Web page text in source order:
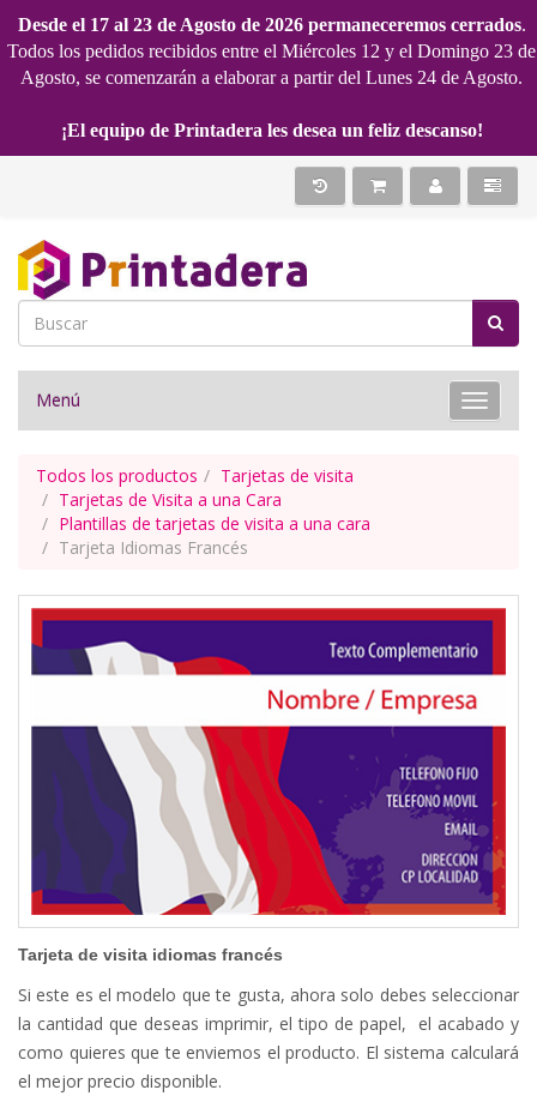
Desde el 17 al 23 de Agosto de 2026 permaneceremos cerrados.
Todos los pedidos recibidos entre el Miércoles 12 y el Domingo 23 de
Agosto, se comenzarán a elaborar a partir del Lunes 24 de Agosto.
¡El equipo de Printadera les desea un feliz descanso!
Toggle
Menú
Todos los productos
Tarjetas de visita
Tarjetas de Visita a una Cara
Plantillas de tarjetas de visita a una cara
Tarjeta Idiomas Francés
Tarjeta de visita idiomas francés
Si este es el modelo que te gusta, ahora solo debes seleccionar
la cantidad que deseas imprimir, el tipo de papel, el acabado y
como quieres que te enviemos el producto. El sistema calculará
el mejor precio disponible.